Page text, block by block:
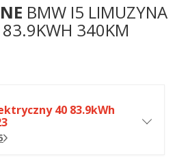
BMW I5 LIMUZYNA
83.9KWH 340KM
40 83.9kWh